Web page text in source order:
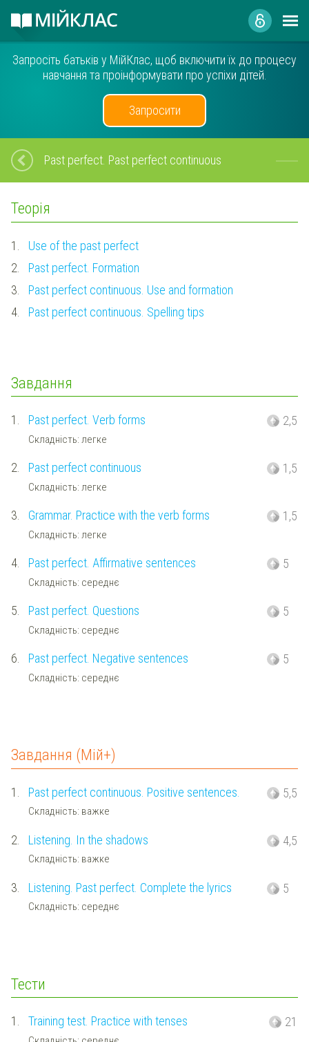
Запросіть батьків у МійКлас, щоб включити їх до процесу
навчання та проінформувати про успіхи дітей.
Запросити
Past perfect. Past perfect continuous
Теорія
1.
Use of the past perfect
2.
Past perfect. Formation
3.
Past perfect continuous. Use and formation
4.
Past perfect continuous. Spelling tips
Завдання
1. Past perfect. Verb forms
Складність: легке
2,5
2. Past perfect continuous
Складність: легке
1,5
3. Grammar. Practice with the verb forms
Складність: легке
1,5
4. Past perfect. Affirmative sentences
Складність: середнє
5
5. Past perfect. Questions
Складність: середнє
5
6. Past perfect. Negative sentences
Складність: середнє
5
Завдання (Мій+)
1. Past perfect continuous. Positive sentences.
Складність: важке
5,5
2. Listening. In the shadows
Складність: важке
4,5
3. Listening. Past perfect. Complete the lyrics
Складність: середнє
5
Тести
1. Training test. Practice with tenses 21